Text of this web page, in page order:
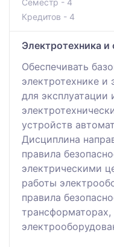
Кредитов - 4
Электротехника
Обеспечивать
электротехнике
для эксплуатации
устройств
Дисциплина
правила
электрическими
работы
правила